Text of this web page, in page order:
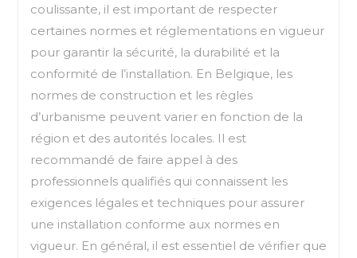
coulissante, il est important de respecter
certaines normes et réglementations en vigueur
pour garantir la sécurité, la durabilité et la
conformité de l’installation. En Belgique, les
normes de construction et les règles
d’urbanisme peuvent varier en fonction de la
région et des autorités locales. Il est
recommandé de faire appel à des
professionnels qualifiés qui connaissent les
exigences légales et techniques pour assurer
une installation conforme aux normes en
vigueur. En général, il est essentiel de vérifier que